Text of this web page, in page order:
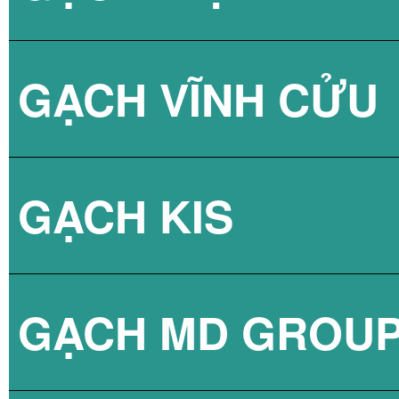
GẠCH VÂN XI
GẠCH VÂN XI
GẠCH VÂN XI
GẠCH VĨNH CỬU
GẠCH KIS
GẠCH LÁT NỀN
GẠCH MD